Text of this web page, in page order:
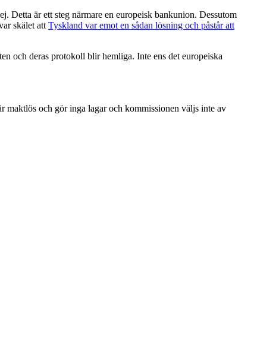
Detta är ett steg närmare en europeisk bankunion. Dessutom
skälet att Tyskland var emot en sådan lösning och påstår att
och deras protokoll blir hemliga. Inte ens det europeiska
maktlös och gör inga lagar och kommissionen väljs inte av